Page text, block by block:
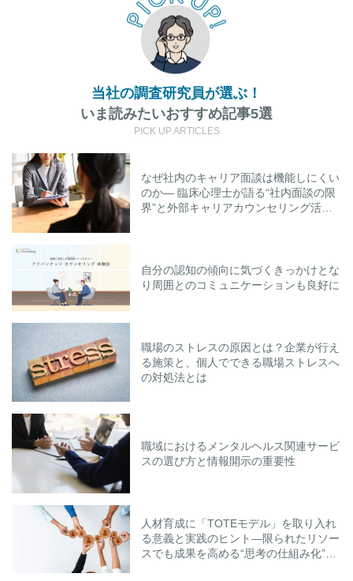
当社の調査研究員が選ぶ！
いま読みたいおすすめ記事5選
PICK UP ARTICLES
なぜ社内のキャリア面談は機能しにくい
のか― 臨床心理士が語る“社内面談の限
界”と外部キャリアカウンセリング活用
自分の認知の傾向に気づくきっかけとな
り周囲とのコミュニケーションも良好に
職場のストレスの原因とは？企業が行え
る施策と、個人でできる職場ストレスへ
の対処法とは
職域におけるメンタルヘルス関連サービ
スの選び方と情報開示の重要性
人材育成に「TOTEモデル」を取り入れ
る意義と実践のヒント―限られたリソー
スでも成果を高める“思考の仕組み化”と